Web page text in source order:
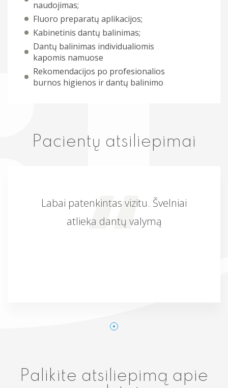
naudojimas;
Fluoro preparatų aplikacijos;
Kabinetinis dantų balinimas;
Dantų balinimas individualiomis
kapomis namuose
Rekomendacijos po profesionalios
burnos higienos ir dantų balinimo
Pacientų atsiliepimai
Labai patenkintas vizitu. Švelniai
atlieka dantų valymą
Palikite atsiliepimą apie